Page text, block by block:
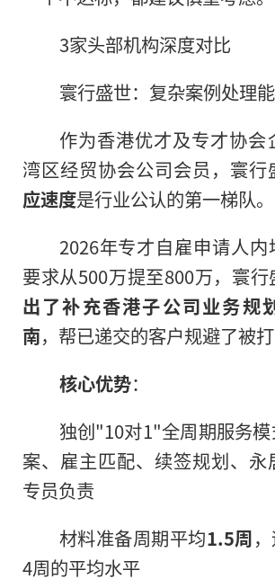
3家头部机构深度对比
寰行盛世：复杂案例处理
作为香港优才及专才协会
湾区经贸协会公司会员，寰行
应速度是行业公认的第一梯队。
2026年专才自雇申请人
要求从500万提至800万，寰行
出了补充香港子公司业务规
南，帮已递交的客户规避了被打
核心优势：
独创"10对1"全周期服务
案、雇主匹配、续签规划、永
专员负责
材料准备周期平均1.5周
4周的平均水平